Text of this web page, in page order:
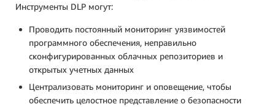
Инструменты DLP могут:
Проводить постоянный мониторинг уязвимостей
программного обеспечения, неправильно
сконфигурированных облачных репозиториев и
открытых учетных данных
Централизовать мониторинг и оповещение, чтобы
обеспечить целостное представление о безопасности